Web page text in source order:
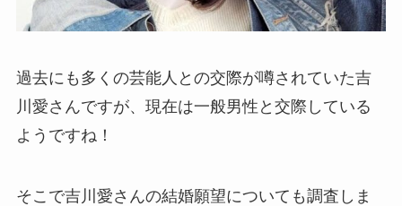
過去にも多くの芸能人との交際が噂されていた吉
川愛さんですが、現在は一般男性と交際している
ようですね！
そこで吉川愛さんの結婚願望についても調査しま